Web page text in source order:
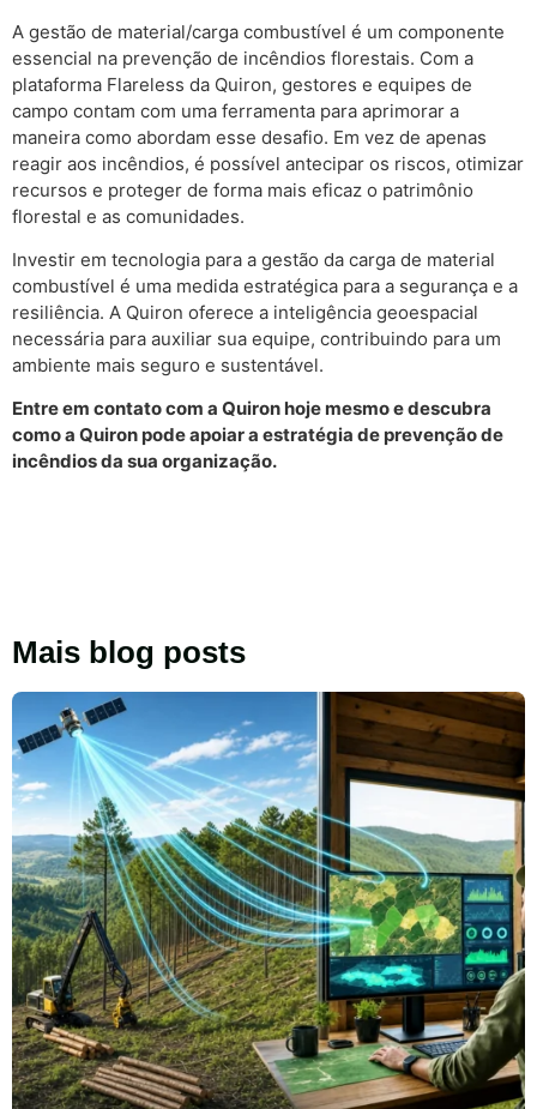
A gestão de material/carga combustível é um componente
essencial na prevenção de incêndios florestais. Com a
plataforma Flareless da Quiron, gestores e equipes de
campo contam com uma ferramenta para aprimorar a
maneira como abordam esse desafio. Em vez de apenas
reagir aos incêndios, é possível antecipar os riscos, otimizar
recursos e proteger de forma mais eficaz o patrimônio
florestal e as comunidades.
Investir em tecnologia para a gestão da carga de material
combustível é uma medida estratégica para a segurança e a
resiliência. A Quiron oferece a inteligência geoespacial
necessária para auxiliar sua equipe, contribuindo para um
ambiente mais seguro e sustentável.
Entre em contato com a Quiron hoje mesmo e descubra
como a Quiron pode apoiar a estratégia de prevenção de
incêndios da sua organização.
Mais blog posts